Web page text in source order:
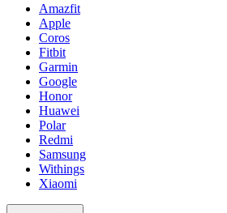
Amazfit
Apple
Coros
Fitbit
Garmin
Google
Honor
Huawei
Polar
Redmi
Samsung
Withings
Xiaomi